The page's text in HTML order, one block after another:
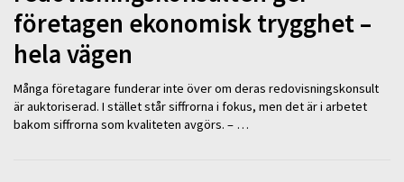
företagen ekonomisk trygghet –
hela vägen
Många företagare funderar inte över om deras redovisningskonsult
är auktoriserad. I stället står siffrorna i fokus, men det är i arbetet
bakom siffrorna som kvaliteten avgörs. – …